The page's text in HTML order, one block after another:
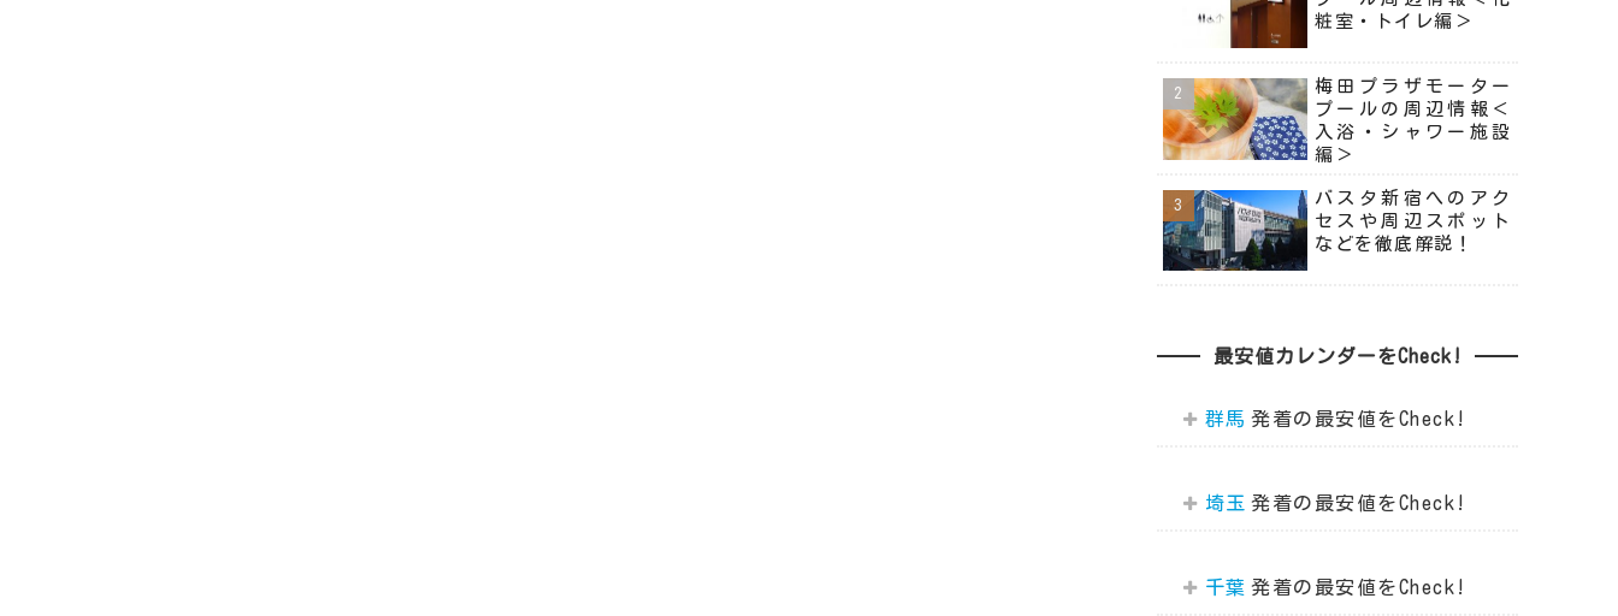
粧室・トイレ編＞
梅田プラザモーター
プールの周辺情報＜
入浴・シャワー施設
編＞
バスタ新宿へのアク
セスや周辺スポット
などを徹底解説！
最安値カレンダーをCheck!
群馬
埼玉
千葉